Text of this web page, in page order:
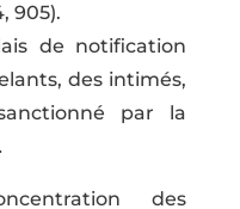
905).
de notification
des intimés,
par la
des